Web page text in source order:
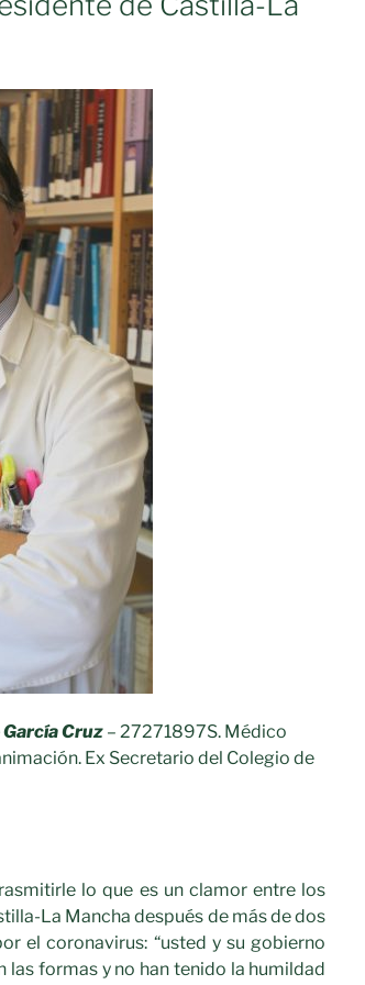
Cruz – 27271897S. Médico
Ex Secretario del Colegio de
lo que es un clamor entre los
La Mancha después de más de dos
el coronavirus: “usted y su gobierno
las formas y no han tenido la humildad